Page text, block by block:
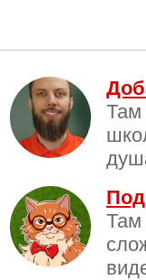
Там
Там